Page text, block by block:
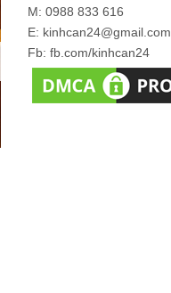
M: 0988 833 616
E: kinhcan24@gmail.com
Fb: fb.com/kinhcan24